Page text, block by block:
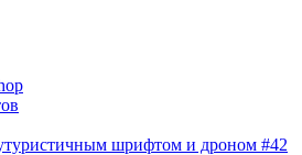
шрифтом и дроном #42